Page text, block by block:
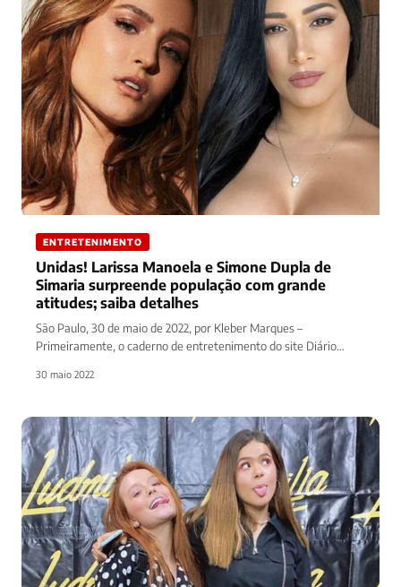
ENTRETENIMENTO
Unidas! Larissa Manoela e Simone Dupla de
Simaria surpreende população com grande
atitudes; saiba detalhes
São Paulo, 30 de maio de 2022, por Kleber Marques –
Primeiramente, o caderno de entretenimento do site Diário
30 maio 2022